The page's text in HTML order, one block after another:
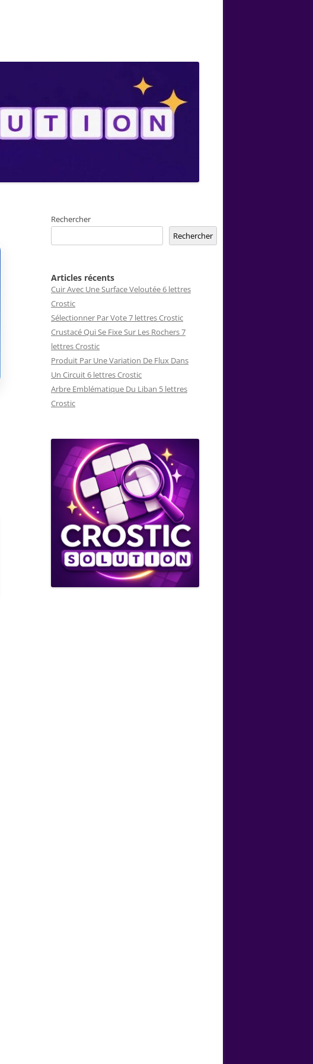
Rechercher
Rechercher
Articles récents
Cuir Avec Une Surface Veloutée 6 lettres
Crostic
Sélectionner Par Vote 7 lettres Crostic
Crustacé Qui Se Fixe Sur Les Rochers 7
lettres Crostic
Produit Par Une Variation De Flux Dans
Un Circuit 6 lettres Crostic
Arbre Emblématique Du Liban 5 lettres
Crostic